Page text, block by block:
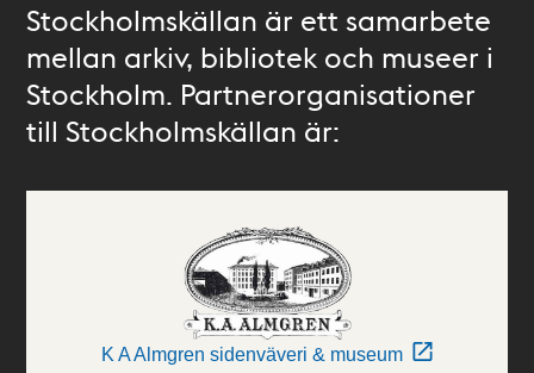
Stockholmskällan är ett samarbete
mellan arkiv, bibliotek och museer i
Stockholm. Partnerorganisationer
till Stockholmskällan är:
K A Almgren sidenväveri & museum